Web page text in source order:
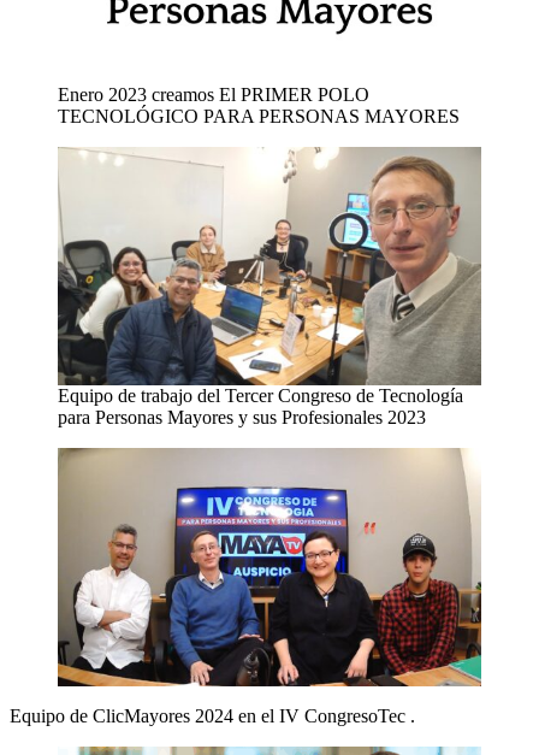
Enero 2023 creamos El PRIMER POLO
TECNOLÓGICO PARA PERSONAS MAYORES
Equipo de trabajo del Tercer Congreso de Tecnología
para Personas Mayores y sus Profesionales 2023
Equipo de ClicMayores 2024 en el IV CongresoTec .